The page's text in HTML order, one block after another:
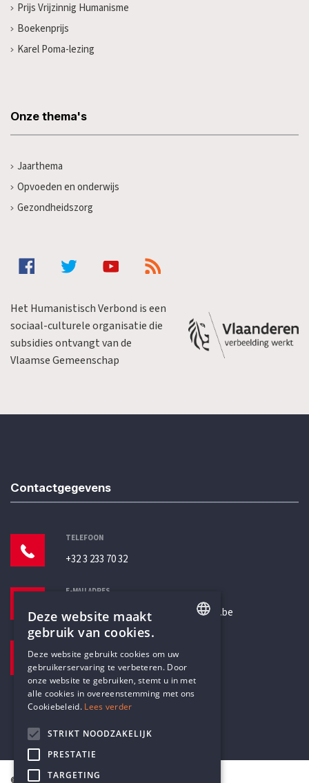
Prijs Vrijzinnig Humanisme
Boekenprijs
Karel Poma-lezing
Onze thema's
Jaarthema
Opvoeden en onderwijs
Gezondheidszorg
Het Humanistisch Verbond is een
sociaal-culturele organisatie die
subsidies ontvangt van de
Vlaamse Gemeenschap
Contactgegevens
TELEFOON
+32 3 233 70 32
E-MAILADRES
secretariaat@humanistischverbond.be
Pottenbrug 4
Antwerpen, 2000
DUTCH
Deze website maakt
gebruik van cookies.
Deze website gebruikt cookies om uw
gebruikerservaring te verbeteren. Door
onze website te gebruiken, stemt u in met
alle cookies in overeenstemming met ons
Cookiebeleid. Lees verder
STRIKT NOODZAKELIJK
PRESTATIE
TARGETING